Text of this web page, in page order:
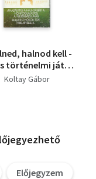
halnod kell -
történelmi játék
- 1985. ápr. 4.
Koltay Gábor
Előjegyzem